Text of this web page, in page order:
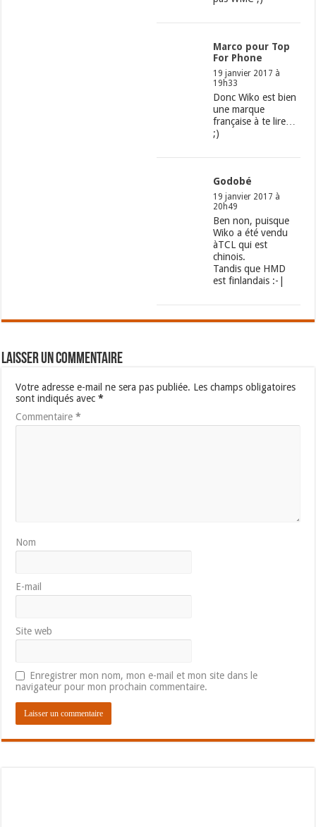
Marco pour Top
For Phone
19 janvier 2017 à
19h33
Donc Wiko est bien
une marque
française à te lire…
;)
Godobé
19 janvier 2017 à
20h49
Ben non, puisque
Wiko a été vendu
àTCL qui est
chinois.
Tandis que HMD
est finlandais :-|
Laisser un commentaire
Votre adresse e-mail ne sera pas publiée. Les champs obligatoires
sont indiqués avec*
Commentaire*
Nom
E-mail
Site web
Enregistrer mon nom, mon e-mail et mon site dans le
navigateur pour mon prochain commentaire.